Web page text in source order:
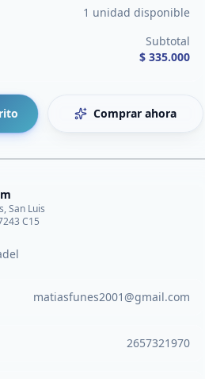
1 unidad disponible
Subtotal
$ 335.000
Comprar ahora
San Luis
C15
matiasfunes2001@gmail.com
2657321970